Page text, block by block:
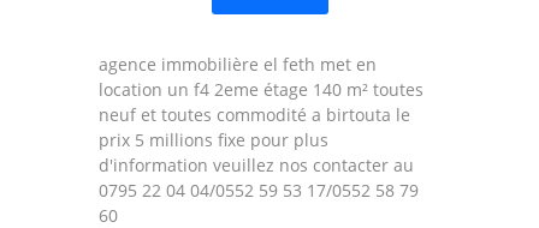
agence immobilière el feth met en
location un f4 2eme étage 140 m² toutes
neuf et toutes commodité a birtouta le
prix 5 millions fixe pour plus
d'information veuillez nos contacter au
0795 22 04 04/0552 59 53 17/0552 58 79
60